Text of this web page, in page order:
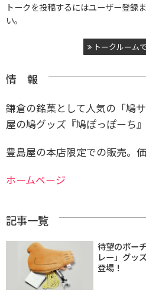
トークを投稿するにはユーザー登録
い。
トークルーム
情 報
鎌倉の銘菓として人気の「鳩
屋の鳩グッズ『鳩ぽっぽーち』
豊島屋の本店限定での販売。
ホームページ
記事一覧
待望のポー
レー」グッ
登場！